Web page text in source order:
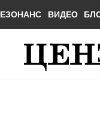
ВИДЕО